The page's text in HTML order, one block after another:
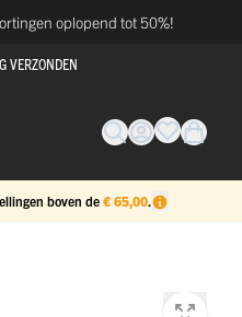
oplopend tot 50%!
VERZONDEN
boven de € 65,00.